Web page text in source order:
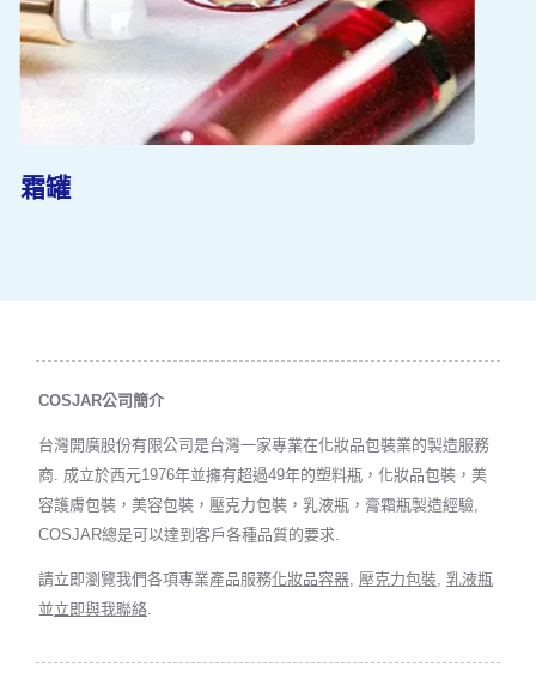
霜罐
COSJAR公司簡介
台灣開廣股份有限公司是台灣一家專業在化妝品包裝業的製造服務
商. 成立於西元1976年並擁有超過49年的塑料瓶，化妝品包裝，美
容護膚包裝，美容包裝，壓克力包裝，乳液瓶，膏霜瓶製造經驗,
COSJAR總是可以達到客戶各種品質的要求.
請立即瀏覽我們各項專業產品服務化妝品容器, 壓克力包裝, 乳液瓶
並立即與我聯絡.